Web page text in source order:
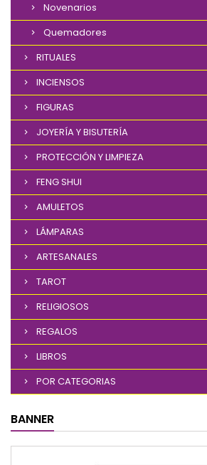
Novenarios
Quemadores
RITUALES
INCIENSOS
FIGURAS
JOYERÍA Y BISUTERÍA
PROTECCIÓN Y LIMPIEZA
FENG SHUI
AMULETOS
LÁMPARAS
ARTESANALES
TAROT
RELIGIOSOS
REGALOS
LIBROS
POR CATEGORIAS
BANNER